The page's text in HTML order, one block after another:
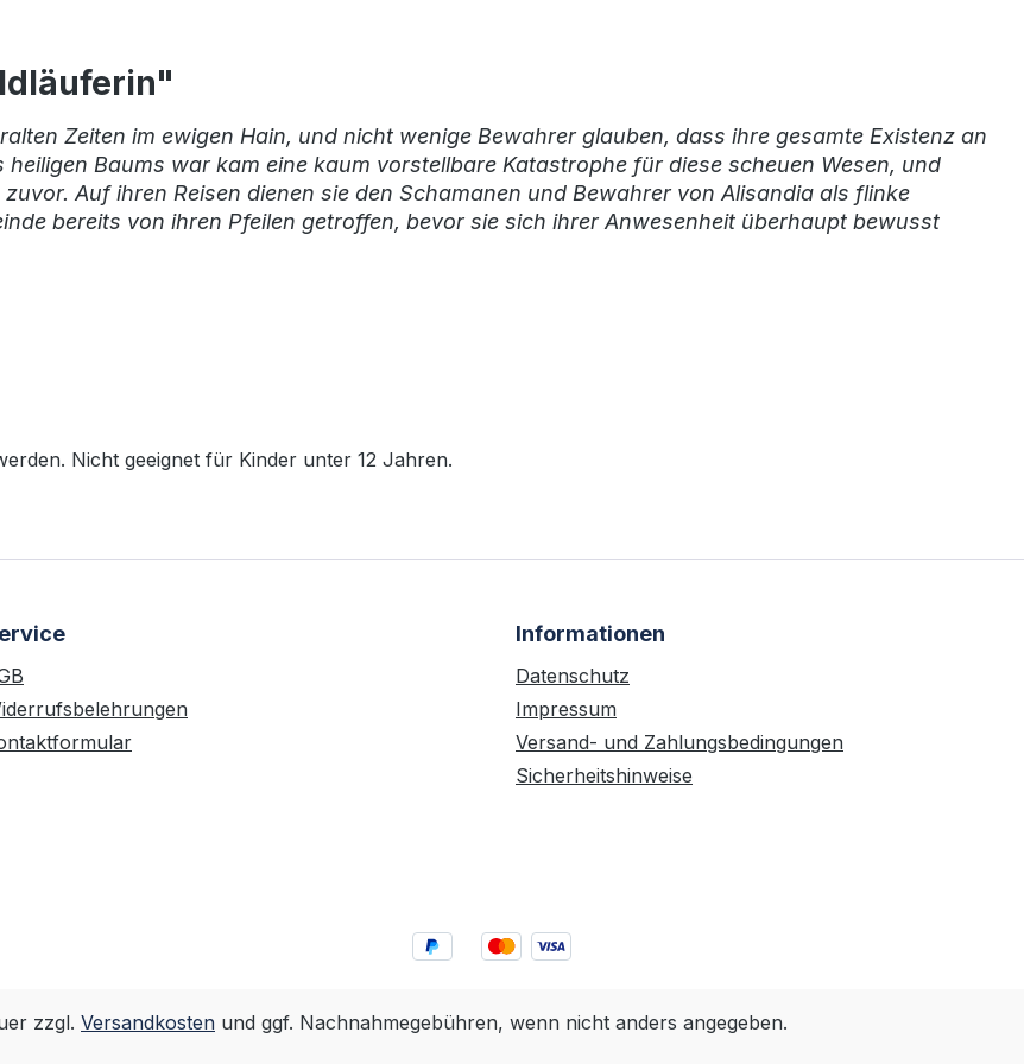
Zeiten im ewigen Hain, und nicht wenige Bewahrer glauben, dass ihre gesamte Existenz an
Baums war kam eine kaum vorstellbare Katastrophe für diese scheuen Wesen, und
Auf ihren Reisen dienen sie den Schamanen und Bewahrer von Alisandia als flinke
bereits von ihren Pfeilen getroffen, bevor sie sich ihrer Anwesenheit überhaupt bewusst
Nicht geeignet für Kinder unter 12 Jahren.
Informationen
Datenschutz
Impressum
Versand- und Zahlungsbedingungen
Sicherheitshinweise
zzgl. Versandkosten und ggf. Nachnahmegebühren, wenn nicht anders angegeben.